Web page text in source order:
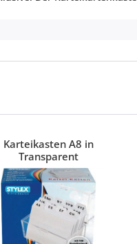
Karteikasten A8 in
Transparent